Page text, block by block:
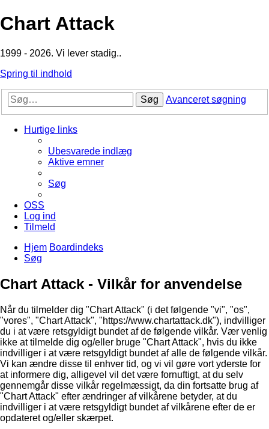
Chart Attack
1999 - 2026. Vi lever stadig..
Spring til indhold
Søg Avanceret søgning
Hurtige links
Ubesvarede indlæg
Aktive emner
Søg
OSS
Log ind
Tilmeld
Hjem Boardindeks
Søg
Chart Attack - Vilkår for anvendelse
Når du tilmelder dig "Chart Attack" (i det følgende "vi", "os",
"vores", "Chart Attack", "https://www.chartattack.dk"), indvilliger
du i at være retsgyldigt bundet af de følgende vilkår. Vær venlig
ikke at tilmelde dig og/eller bruge "Chart Attack", hvis du ikke
indvilliger i at være retsgyldigt bundet af alle de følgende vilkår.
Vi kan ændre disse til enhver tid, og vi vil gøre vort yderste for
at informere dig, alligevel vil det være fornuftigt, at du selv
gennemgår disse vilkår regelmæssigt, da din fortsatte brug af
"Chart Attack" efter ændringer af vilkårene betyder, at du
indvilliger i at være retsgyldigt bundet af vilkårene efter de er
opdateret og/eller skærpet.